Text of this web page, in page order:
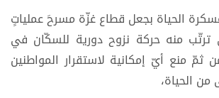
الحياة بجعل قطاع غزّة مسرحَ عملياتٍ
ترتّب منه حركة نزوح دورية للسكّان في
ثمّ منع أيّ إمكانية لاستقرار المواطنين
من الحياة،